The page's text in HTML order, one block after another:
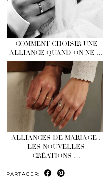
COMMENT CHOISIR UNE
ALLIANCE QUAND ON NE …
ALLIANCES DE MARIAGE :
LES NOUVELLES
CRÉATIONS …
PARTAGER: